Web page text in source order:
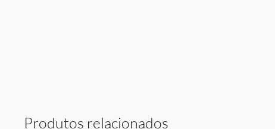
Produtos relacionados